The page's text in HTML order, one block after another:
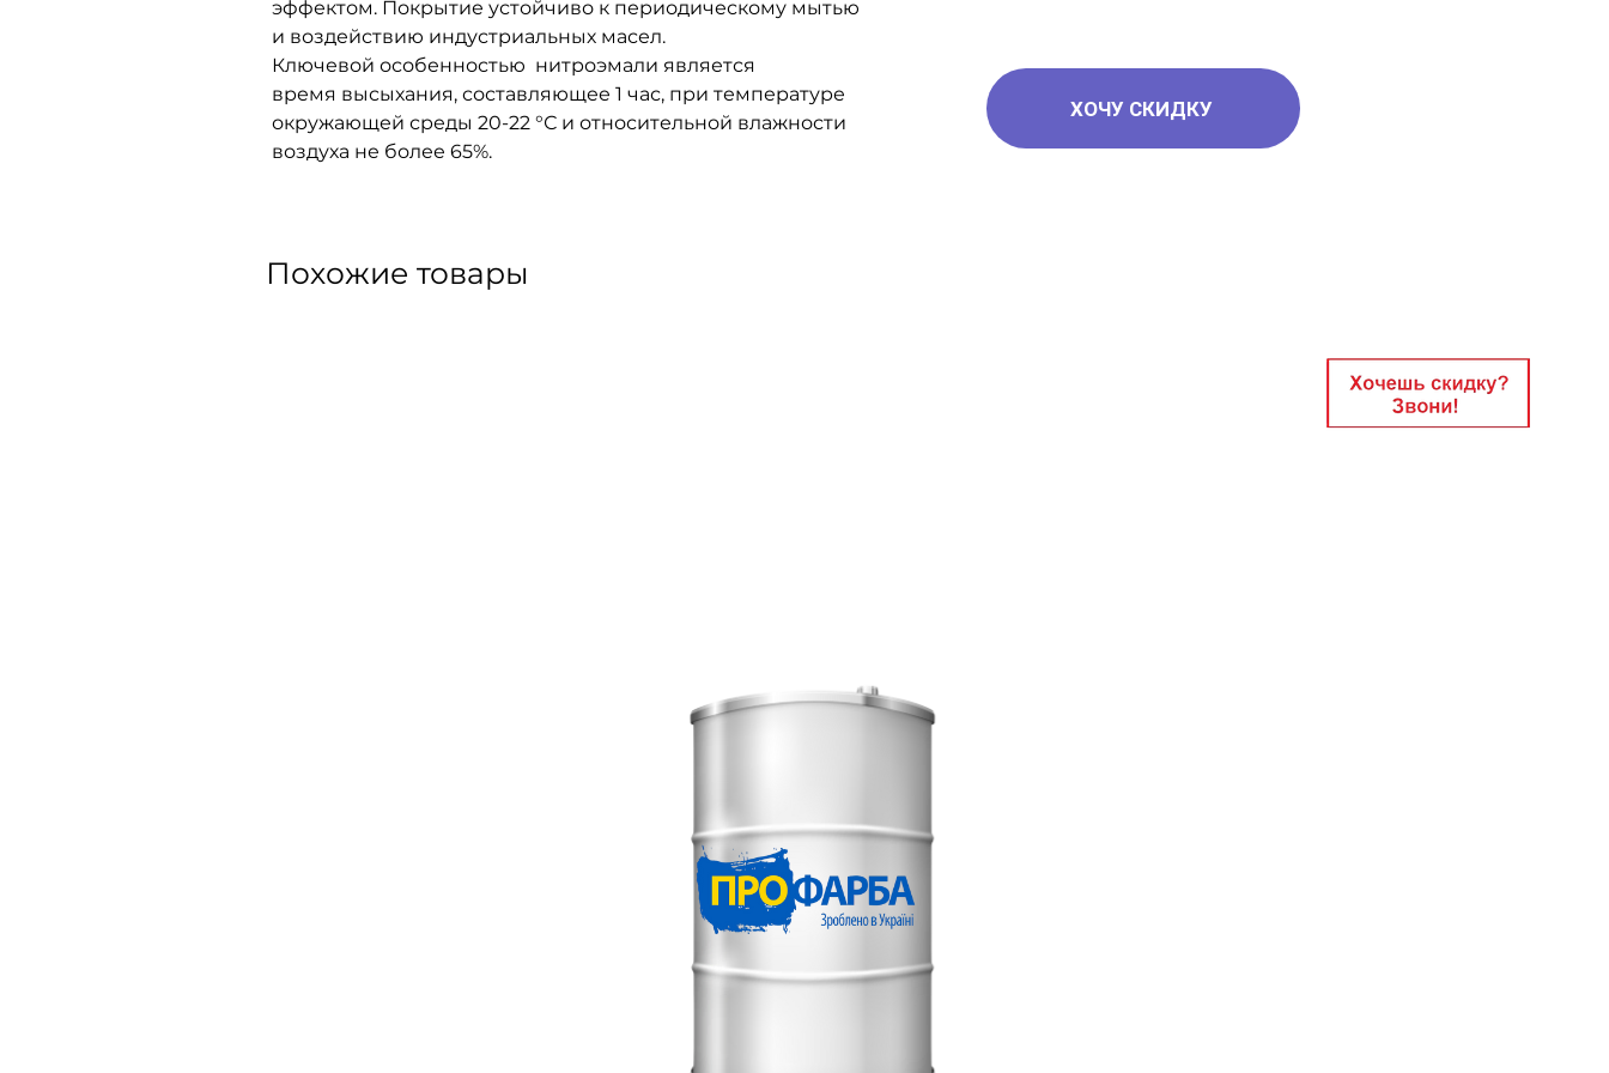
эффектом. Покрытие устойчиво к периодическому мытью
и воздействию индустриальных масел.
Ключевой особенностью нитроэмали является
время высыхания, составляющее 1 час, при температуре
окружающей среды 20-22 °С и относительной влажности
воздуха не более 65%.
ХОЧУ СКИДКУ
Похожие товары